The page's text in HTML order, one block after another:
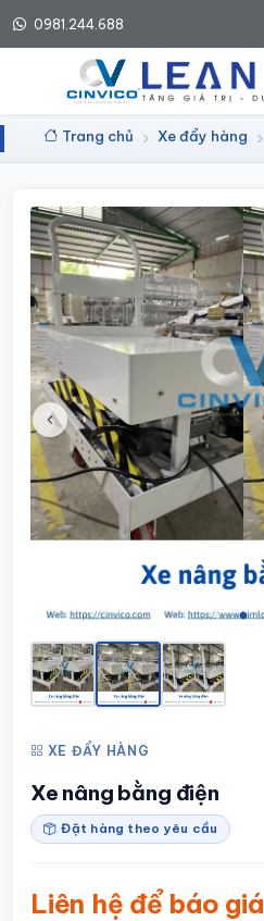
0981.244.688
Trang chủ Xe đẩy hàng
XE ĐẨY HÀNG
Xe nâng bằng điện
Đặt hàng theo yêu cầu
Liên hệ để báo giá